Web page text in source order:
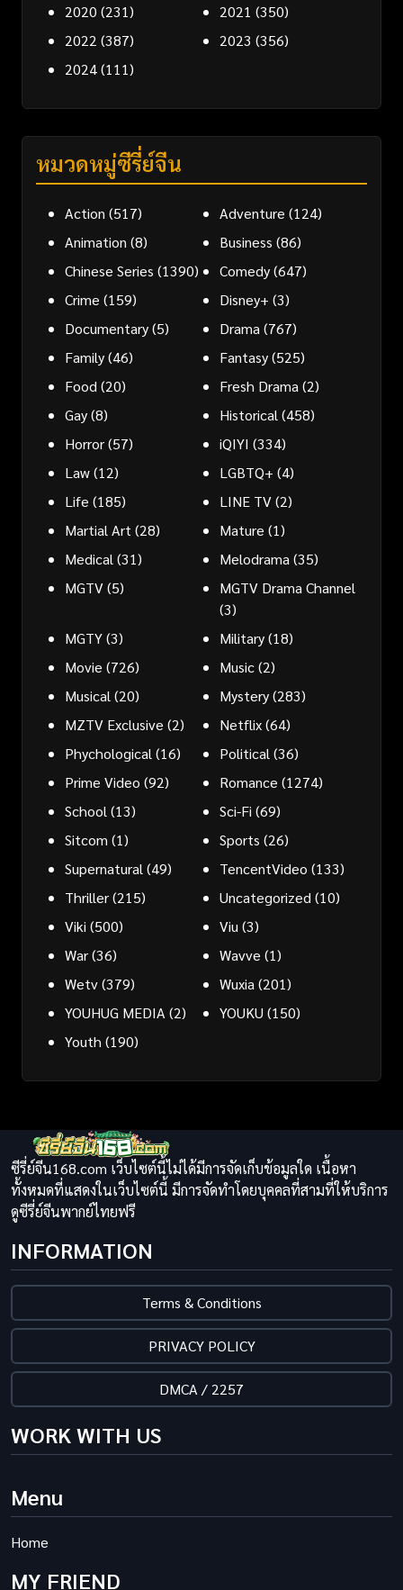
2020 (231) 2021 (350)
2022 (387) 2023 (356)
2024(111)
หมวดหมู่ซีรี่ย์จีน
Action (517) Adventure (124)
Animation (8) Business (86)
Chinese Series (1390) Comedy(647)
Crime (159) Disney+ (3)
Documentary(5) Drama (767)
Family(46) Fantasy(525)
Food (20) Fresh Drama (2)
Gay(8) Historical (458)
Horror(57) iQIYI (334)
Law(12) LGBTQ+ (4)
Life (185) LINE TV(2)
Martial Art (28) Mature (1)
Medical (31) Melodrama (35)
MGTV(5)
MGTV Drama Channel
(3)
MGTY(3) Military(18)
Movie (726) Music(2)
Musical (20) Mystery(283)
MZTV Exclusive (2) Netflix(64)
Phychological (16) Political (36)
Prime Video (92) Romance (1274)
School (13) Sci-Fi (69)
Sitcom (1) Sports (26)
Supernatural (49) TencentVideo (133)
Thriller(215) Uncategorized (10)
Viki (500) Viu (3)
War(36) Wavve (1)
Wetv(379) Wuxia (201)
YOUHUG MEDIA (2) YOUKU (150)
Youth (190)
ซีรี่ย์จีน168.com เว็บไซต์นี้ไม่ได้มีการจัดเก็บข้อมูลใด เนื้อหา
ทั้งหมดที่แสดงในเว็บไซต์นี้ มีการจัดทำโดยบุคคลที่สามที่ให้บริการ
ดูซีรี่ย์จีนพากย์ไทยฟรี
INFORMATION
Terms & Conditions
PRIVACY POLICY
DMCA / 2257
WORK WITH US
Menu
Home
MY FRIEND